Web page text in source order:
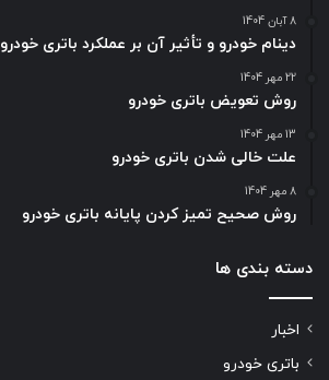
8 آبان 1404
دینام خودرو و تأثیر آن بر عملکرد باتری خودرو
22 مهر 1404
روش تعویض باتری خودرو
13 مهر 1404
علت خالی شدن باتری خودرو
8 مهر 1404
روش صحیح تمیز کردن پایانه باتری خودرو
دسته بندی ها
اخبار
باتری خودرو